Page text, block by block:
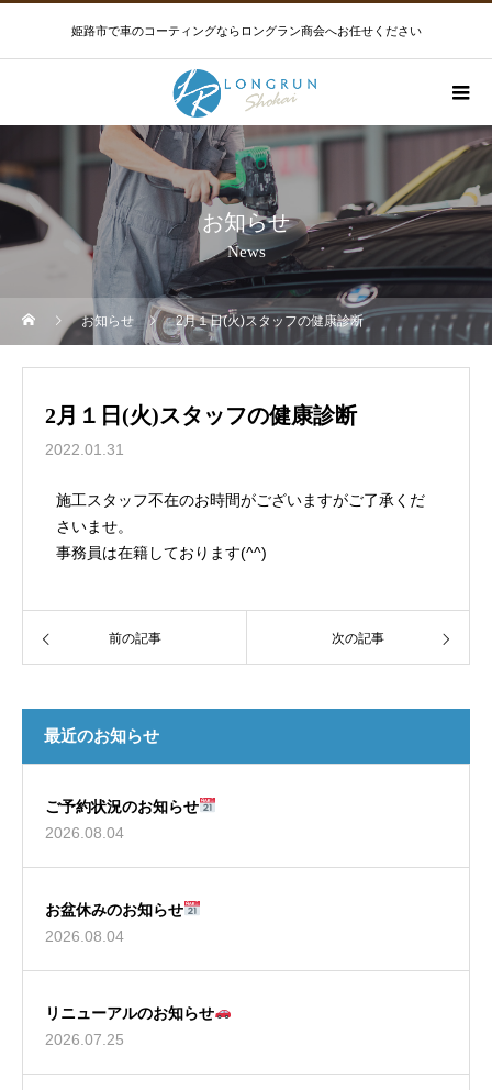
姫路市で車のコーティングならロングラン商会へお任せください
お知らせ
News
お知らせ 2月１日(火)スタッフの健康診断
2月１日(火)スタッフの健康診断
2022.01.31
施工スタッフ不在のお時間がございますがご了承くだ
さいませ。
事務員は在籍しております(^^)
前の記事 次の記事
最近のお知らせ
ご予約状況のお知らせ
2026.08.04
お盆休みのお知らせ
2026.08.04
リニューアルのお知らせ
2026.07.25